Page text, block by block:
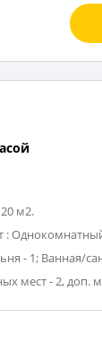
м2.
:
- 1; Ванная/
мест - 2, доп.